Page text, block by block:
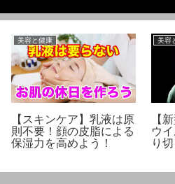
美容と健康
【スキンケア】乳液は原
則不要！顔の皮脂による
保湿力を高めよう！
美容
【
ウ
り